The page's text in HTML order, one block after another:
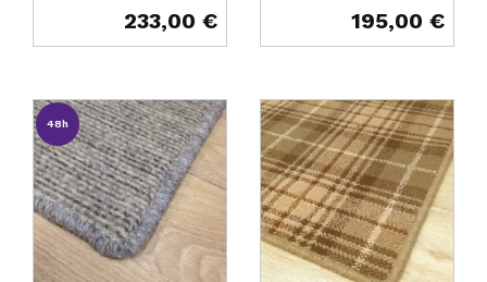
233,00 € 195,00 €
48h